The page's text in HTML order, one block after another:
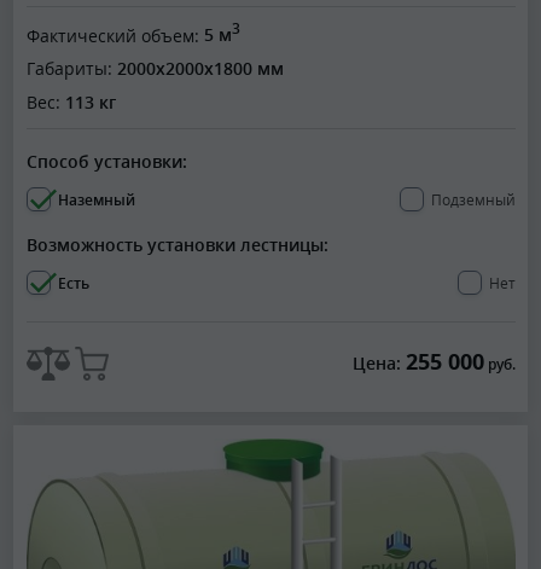
Фактический объем: 5 м3
Габариты: 2000x2000x1800 мм
Вес: 113 кг
Способ установки:
Наземный Подземный
Возможность установки лестницы:
Есть Нет
Цена: 255 000руб.